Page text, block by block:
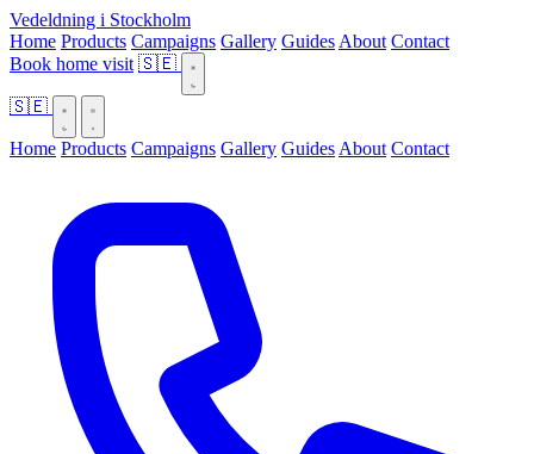
Vedeldning i Stockholm
Home Products Campaigns Gallery Guides About Contact
Book home visit 🇸🇪
🇸🇪
Home Products Campaigns Gallery Guides About Contact